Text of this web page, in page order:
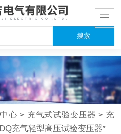
心 > 充气式试验变压器 > 充
充气轻型高压试验变压器*